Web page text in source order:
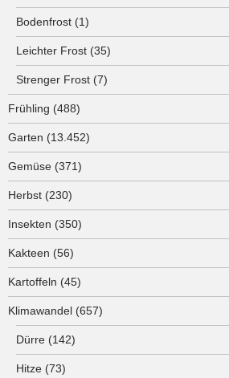
Bodenfrost (1)
Leichter Frost (35)
Strenger Frost (7)
Frühling (488)
Garten (13.452)
Gemüse (371)
Herbst (230)
Insekten (350)
Kakteen (56)
Kartoffeln (45)
Klimawandel (657)
Dürre (142)
Hitze (73)